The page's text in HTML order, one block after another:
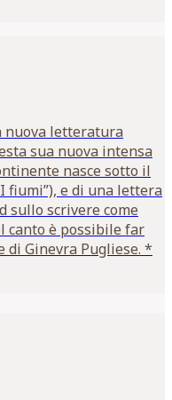
nuova letteratura
sua nuova intensa
nasce sotto il
fiumi”), e di una lettera
sullo scrivere come
canto è possibile far
Ginevra Pugliese. *